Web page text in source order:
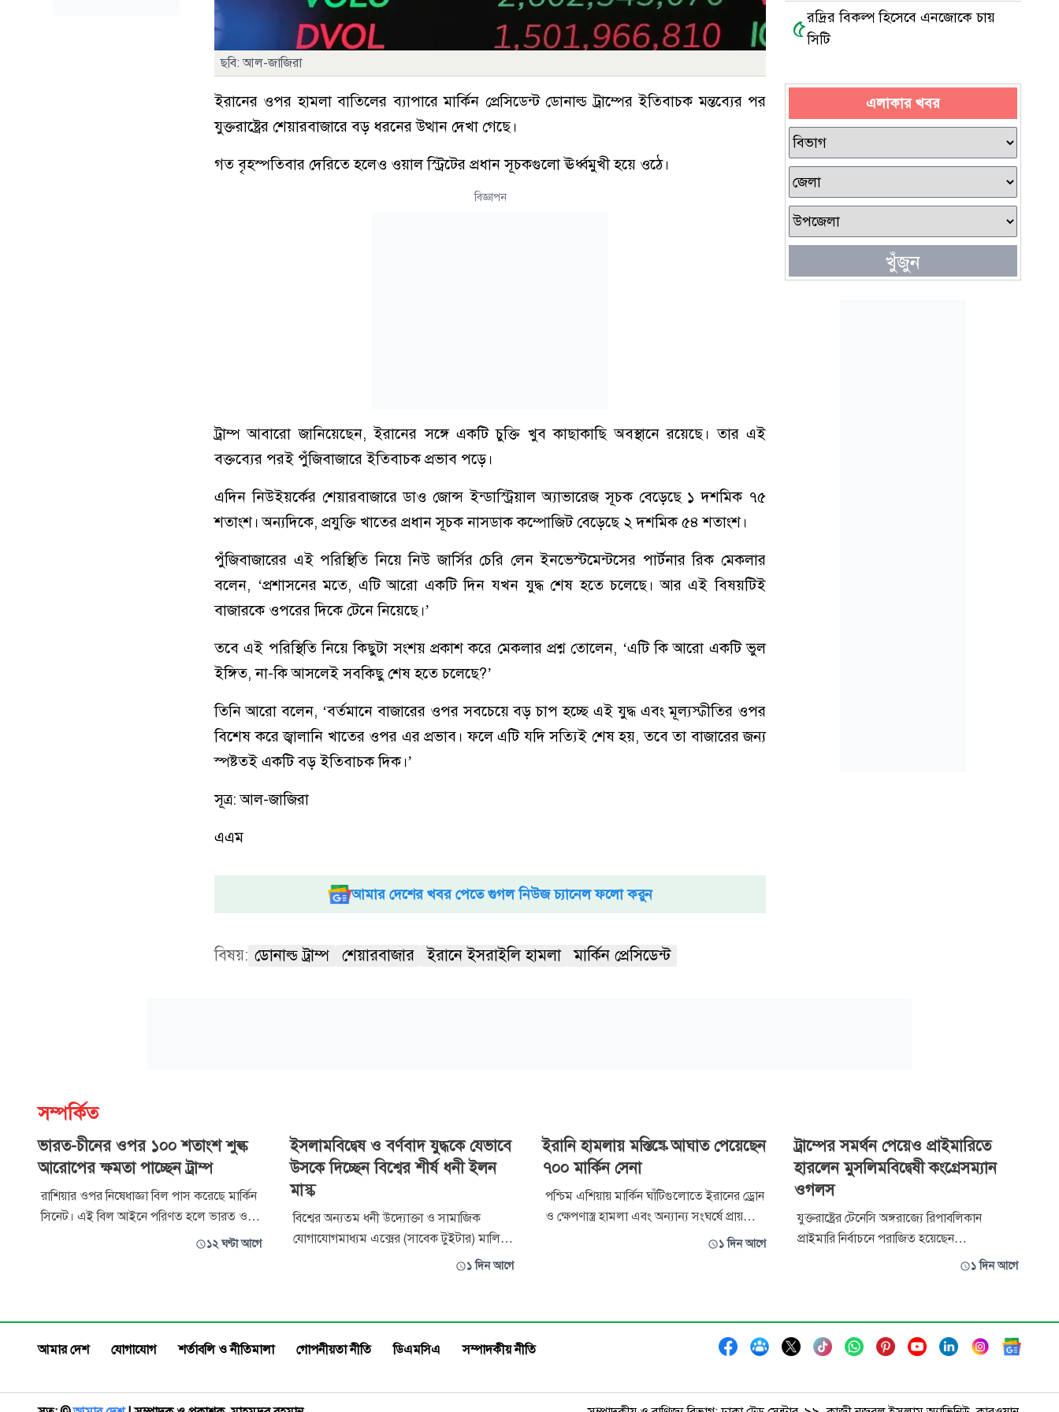
ছবি: আল-জাজিরা
ইরানের ওপর হামলা বাতিলের ব্যাপারে মার্কিন প্রেসিডেন্ট ডোনাল্ড ট্রাম্পের ইতিবাচক মন্তব্যের পর
যুক্তরাষ্ট্রের শেয়ারবাজারে বড় ধরনের উত্থান দেখা গেছে।
গত বৃহস্পতিবার দেরিতে হলেও ওয়াল স্ট্রিটের প্রধান সূচকগুলো ঊর্ধ্বমুখী হয়ে ওঠে।
বিজ্ঞাপন
ট্রাম্প আবারো জানিয়েছেন, ইরানের সঙ্গে একটি চুক্তি খুব কাছাকাছি অবস্থানে রয়েছে। তার এই
বক্তব্যের পরই পুঁজিবাজারে ইতিবাচক প্রভাব পড়ে।
এদিন নিউইয়র্কের শেয়ারবাজারে ডাও জোন্স ইন্ডাস্ট্রিয়াল অ্যাভারেজ সূচক বেড়েছে ১ দশমিক ৭৫
শতাংশ। অন্যদিকে, প্রযুক্তি খাতের প্রধান সূচক নাসডাক কম্পোজিট বেড়েছে ২ দশমিক ৫৪ শতাংশ।
পুঁজিবাজারের এই পরিস্থিতি নিয়ে নিউ জার্সির চেরি লেন ইনভেস্টমেন্টসের পার্টনার রিক মেকলার
বলেন, ‘প্রশাসনের মতে, এটি আরো একটি দিন যখন যুদ্ধ শেষ হতে চলেছে। আর এই বিষয়টিই
বাজারকে ওপরের দিকে টেনে নিয়েছে।’
তবে এই পরিস্থিতি নিয়ে কিছুটা সংশয় প্রকাশ করে মেকলার প্রশ্ন তোলেন, ‘এটি কি আরো একটি ভুল
ইঙ্গিত, না-কি আসলেই সবকিছু শেষ হতে চলেছে?’
তিনি আরো বলেন, ‘বর্তমানে বাজারের ওপর সবচেয়ে বড় চাপ হচ্ছে এই যুদ্ধ এবং মূল্যস্ফীতির ওপর
বিশেষ করে জ্বালানি খাতের ওপর এর প্রভাব। ফলে এটি যদি সত্যিই শেষ হয়, তবে তা বাজারের জন্য
স্পষ্টতই একটি বড় ইতিবাচক দিক।’
সূত্র: আল-জাজিরা
এএম
আমার দেশের খবর পেতে গুগল নিউজ চ্যানেল ফলো করুন
বিষয়: ডোনাল্ড ট্রাম্প শেয়ারবাজার ইরানে ইসরাইলি হামলা মার্কিন প্রেসিডেন্ট
৫রদ্রির বিকল্প হিসেবে এনজোকে চায়
সিটি
এলাকার খবর
খুঁজুন
সম্পর্কিত
ভারত-চীনের ওপর ১০০ শতাংশ শুল্ক
আরোপের ক্ষমতা পাচ্ছেন ট্রাম্প
রাশিয়ার ওপর নিষেধাজ্ঞা বিল পাস করেছে মার্কিন
সিনেট। এই বিল আইনে পরিণত হলে ভারত ও
চীনসহ রাশিয়ার তেলের শীর্ষ পাঁচ ক্রেতার ওপর
১২ ঘণ্টা আগে
ইসলামবিদ্বেষ ও বর্ণবাদ যুদ্ধকে যেভাবে
উসকে দিচ্ছেন বিশ্বের শীর্ষ ধনী ইলন
মাস্ক
বিশ্বের অন্যতম ধনী উদ্যোক্তা ও সামাজিক
যোগাযোগমাধ্যম এক্সের (সাবেক টুইটার) মালিক
ইলন মাস্ককে ঘিরে নতুন করে বিতর্ক শুরু হয়েছে।
রাজনৈতিক মত প্রকাশেই সীমাবদ্ধ নন; বরং তিনি
বর্ণগত বিভাজন, ইসলামবিদ্বেষ এবং উগ্র
১ দিন আগে
ইরানি হামলায় মস্তিষ্কে আঘাত পেয়েছেন
৭০০ মার্কিন সেনা
পশ্চিম এশিয়ায় মার্কিন ঘাঁটিগুলোতে ইরানের ড্রোন
ও ক্ষেপণাস্ত্র হামলা এবং অন্যান্য সংঘর্ষে প্রায়
ব্যাপক ক্ষয়ক্
১ দিন আগে
ট্রাম্পের সমর্থন পেয়েও প্রাইমারিতে
হারলেন মুসলিমবিদ্বেষী কংগ্রেসম্যান
ওগলস
যুক্তরাষ্ট্রের টেনেসি অঙ্গরাজ্যে রিপাবলিকান
প্রাইমারি নির্বাচনে পরাজিত হয়েছেন
মুসলিমবিরোধী বক্তব্যের কারণে বিতর্কিত মার্কিন
টেনেসি কৃষি কমিশনার চার্লি হ্যাচারের কাছে হেরে
যান।
১ দিন আগে
আমার দেশ যোগাযোগ শর্তাবলি ও নীতিমালা গোপনীয়তা নীতি ডিএমসিএ সম্পাদকীয় নীতি